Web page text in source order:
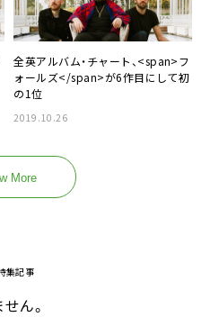
全英アルバム・チャート、<span>フ
ォールズ</span>が6作目にして初
の1位
2019.10.26
More
集記事
ん。